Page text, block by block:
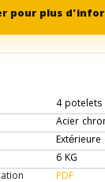
pour plus
4
Acier
6 KG
PDF